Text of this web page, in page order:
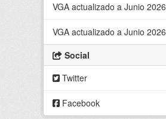
VGA actualizado a Junio 2026
VGA actualizado a Junio 2026
Social
Twitter
Facebook